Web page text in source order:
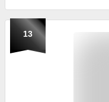
13